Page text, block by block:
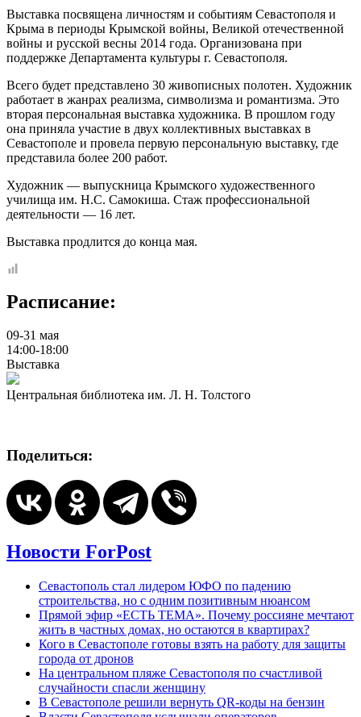
Выставка посвящена личностям и событиям Севастополя и
Крыма в периоды Крымской войны, Великой отечественной
войны и русской весны 2014 года. Организована при
поддержке Департамента культуры г. Севастополя.
Всего будет представлено 30 живописных полотен. Художник
работает в жанрах реализма, символизма и романтизма. Это
вторая персональная выставка художника. В прошлом году
она приняла участие в двух коллективных выставках в
Севастополе и провела первую персональную выставку, где
представила более 200 работ.
Художник — выпускница Крымского художественного
училища им. Н.С. Самокиша. Стаж профессиональной
деятельности — 16 лет.
Выставка продлится до конца мая.
Расписание:
09-31 мая
14:00-18:00
Выставка
Центральная библиотека им. Л. Н. Толстого
Поделиться:
Новости ForPost
Севастополь стал лидером ЮФО по падению
строительства, но с одним позитивным нюансом
Прямой эфир «ЕСТЬ ТЕМА». Почему россияне мечтают
жить в частных домах, но остаются в квартирах?
Кого в Севастополе готовы взять на работу для защиты
города от дронов
На центральном пляже Севастополя по счастливой
случайности спасли женщину
В Севастополе решили вернуть QR-коды на бензин